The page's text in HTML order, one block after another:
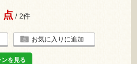
点 / 2件
お気に入りに追加
を見る